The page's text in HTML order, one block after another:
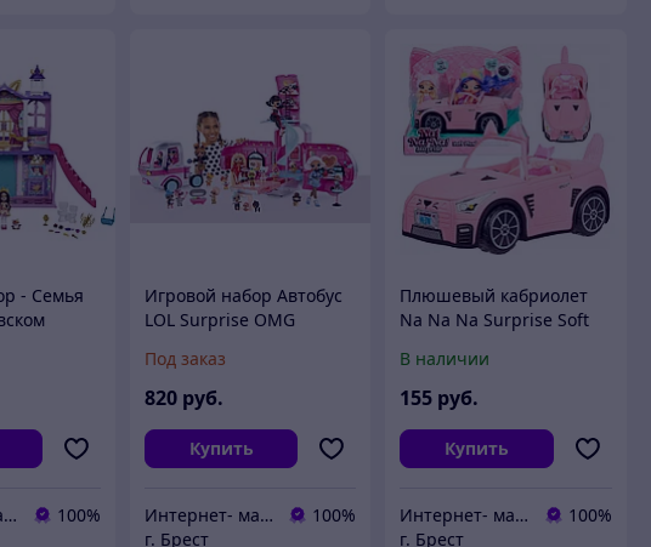
- Семья
Интернет- магазин O'кей маркет
100%
Игровой набор Автобус
LOL Surprise OMG
Под заказ
820 руб.
Купить
Интернет- магазин O'кей маркет
100%
г. Брест
Плюшевый кабриолет
Na Na Na Surprise Soft
572411
В наличии
155 руб.
Купить
Интернет- магазин O'кей маркет
100%
г. Брест